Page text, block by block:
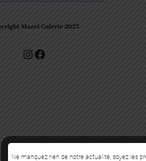
Mazel Galerie 2025
Check our photos on Instagram ! Facebook
Ne manquez rien de notre actualité, soyez les